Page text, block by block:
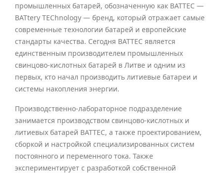
промышленных батарей, обозначенную как BATTEC —
BATtery TEChnology — бренд, который отражает самые
современные технологии батарей и европейские
стандарты качества. Сегодня BATTEC является
единственным производителем промышленных
свинцово-кислотных батарей в Литве и одним из
первых, кто начал производить литиевые батареи и
системы накопления энергии.
Производственно-лабораторное подразделение
занимается производством свинцово-кислотных и
литиевых батарей BATTEC, а также проектированием,
сборкой и настройкой специализированных систем
постоянного и переменного тока. Также
экспериментирует с разработкой собственной